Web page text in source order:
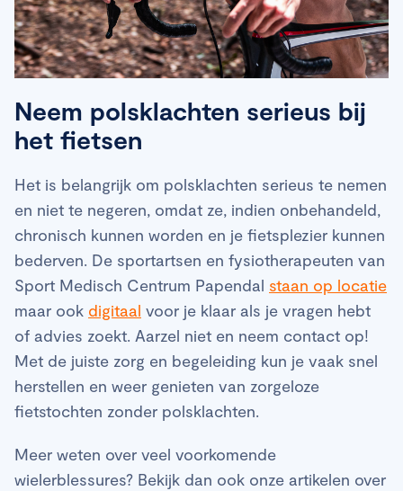
Neem polsklachten serieus bij
het fietsen
Het is belangrijk om polsklachten serieus te nemen
en niet te negeren, omdat ze, indien onbehandeld,
chronisch kunnen worden en je fietsplezier kunnen
bederven. De sportartsen en fysiotherapeuten van
Sport Medisch Centrum Papendal staan op locatie
maar ook digitaal voor je klaar als je vragen hebt
of advies zoekt. Aarzel niet en neem contact op!
Met de juiste zorg en begeleiding kun je vaak snel
herstellen en weer genieten van zorgeloze
fietstochten zonder polsklachten.
Meer weten over veel voorkomende
wielerblessures? Bekijk dan ook onze artikelen over